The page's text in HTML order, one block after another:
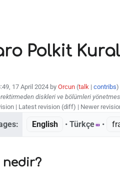
Polkit
17 April 2024 by Orcun (talk | contribs)
diskleri ve bölümleri
| Latest revision (diff) | Newer
English • ‎Türkçe • ‎
nedir?